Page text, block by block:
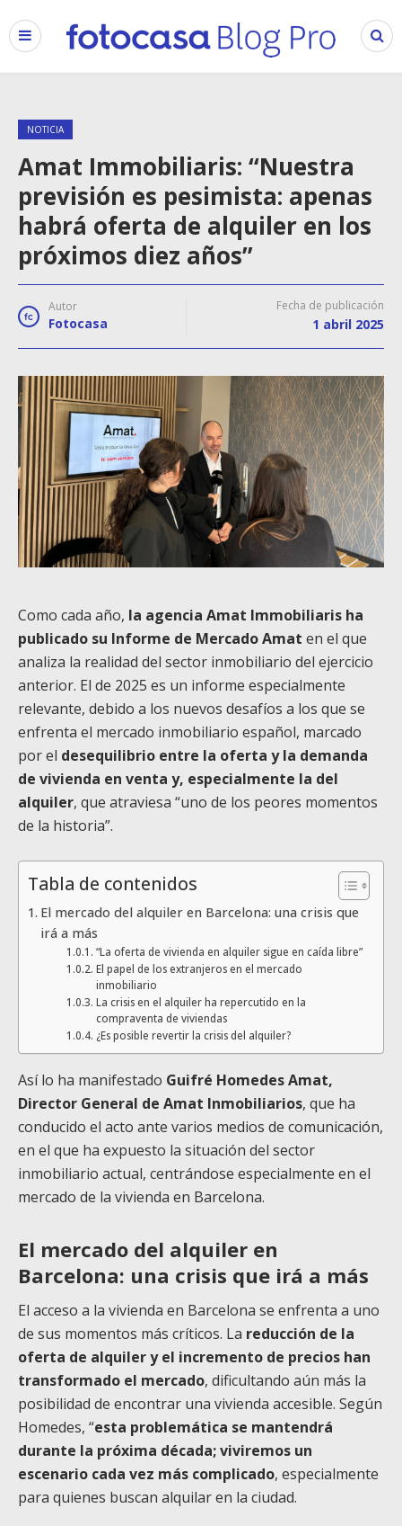
NOTICIA
Amat Immobiliaris: “Nuestra
previsión es pesimista: apenas
habrá oferta de alquiler en los
próximos diez años”
Autor
Fotocasa
Fecha de publicación
1 abril 2025
Como cada año, la agencia Amat Immobiliaris ha
publicado su Informe de Mercado Amat en el que
analiza la realidad del sector inmobiliario del ejercicio
anterior. El de 2025 es un informe especialmente
relevante, debido a los nuevos desafíos a los que se
enfrenta el mercado inmobiliario español, marcado
por el desequilibrio entre la oferta y la demanda
de vivienda en venta y, especialmente la del
alquiler, que atraviesa “uno de los peores momentos
de la historia”.
Tabla de contenidos
El mercado del alquiler en Barcelona: una crisis que
irá a más
“La oferta de vivienda en alquiler sigue en caída libre”
El papel de los extranjeros en el mercado
inmobiliario
La crisis en el alquiler ha repercutido en la
compraventa de viviendas
¿Es posible revertir la crisis del alquiler?
Así lo ha manifestado Guifré Homedes Amat,
Director General de Amat Inmobiliarios, que ha
conducido el acto ante varios medios de comunicación,
en el que ha expuesto la situación del sector
inmobiliario actual, centrándose especialmente en el
mercado de la vivienda en Barcelona.
El mercado del alquiler en
Barcelona: una crisis que irá a más
El acceso a la vivienda en Barcelona se enfrenta a uno
de sus momentos más críticos. La reducción de la
oferta de alquiler y el incremento de precios han
transformado el mercado, dificultando aún más la
posibilidad de encontrar una vivienda accesible. Según
Homedes, “esta problemática se mantendrá
durante la próxima década; viviremos un
escenario cada vez más complicado, especialmente
para quienes buscan alquilar en la ciudad.